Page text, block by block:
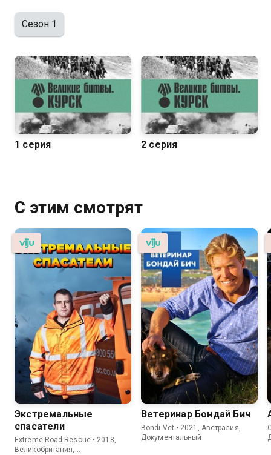
Сезон 1
1 серия 2 серия
С этим смотрят
Экстремальные
спасатели
Extreme Road Rescue • 2018,
Великобритания,
Ветеринар Бондай Бич
Bondi Vet • 2021, Австралия,
Документальный